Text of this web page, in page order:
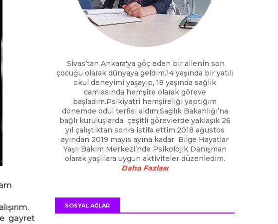
gayret
Sivas’tan Ankara'ya göç eden bir ailenin son
çocuğu olarak dünyaya geldim.14 yaşında bir yatılı
okul deneyimi yaşayıp, 18 yaşında sağlık
camiasında hemşire olarak göreve
başladım.Psikiyatri hemşireliği yaptığım
dönemde ödül terfisi aldım.Sağlık Bakanlığı’na
bağlı kuruluşlarda çeşitli görevlerde yaklaşık 26
yıl çalıştıktan sonra istifa ettim.2018 ağustos
ayından 2019 mayıs ayına kadar Bilge Hayatlar
Yaşlı Bakım Merkezi’nde Psikolojik Danışman
olarak yaşlılara uygun aktiviteler düzenledim.
Daha Fazlası
SOSYAL AĞLAR